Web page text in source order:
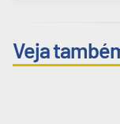
Veja